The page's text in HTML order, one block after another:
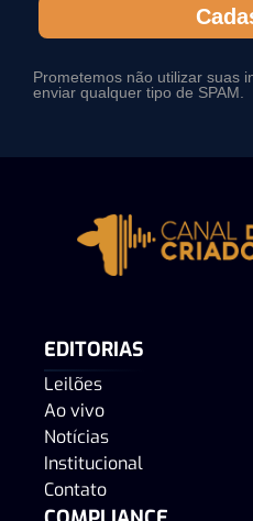
Prometemos não utilizar suas
enviar qualquer tipo de SPAM.
EDITORIAS
Leilões
Ao vivo
Notícias
Institucional
Contato